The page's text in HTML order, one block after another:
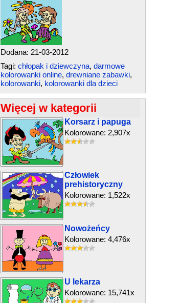
Dodana: 21-03-2012
Tagi: chłopak i dziewczyna, darmowe
kolorowanki online, drewniane zabawki,
kolorowanki, kolorowanki dla dzieci
Więcej w kategorii
Korsarz i papuga
Kolorowane: 2,907x
Człowiek
prehistoryczny
Kolorowane: 1,522x
Nowożeńcy
Kolorowane: 4,476x
U lekarza
Kolorowane: 15,741x